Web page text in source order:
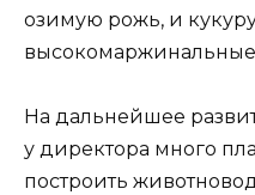
озимую рожь, и
высокомаржинальные
На дальнейшее
у директора много
построить